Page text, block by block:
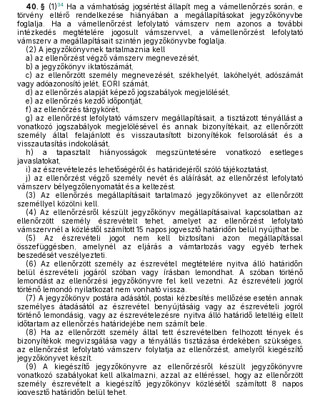
40. § (1)34Ha a vámhatóság jogsértést állapít meg a vámellenőrzés során, e
törvény eltérő rendelkezése hiányában a megállapításokat jegyzőkönyvbe
foglalja. Ha a vámellenőrzést lefolytató vámszerv nem azonos a további
intézkedés megtételére jogosult vámszervvel, a vámellenőrzést lefolytató
vámszerv a megállapításait szintén jegyzőkönyvbe foglalja.
(2) A jegyzőkönyvnek tartalmaznia kell
a) az ellenőrzést végző vámszerv megnevezését,
b) a jegyzőkönyv iktatószámát,
c) az ellenőrzött személy megnevezését, székhelyét, lakóhelyét, adószámát
vagy adóazonosító jelét, EORI számát,
d) az ellenőrzés alapját képező jogszabályok megjelölését,
e) az ellenőrzés kezdő időpontját,
f) az ellenőrzés tárgykörét,
g) az ellenőrzést lefolytató vámszerv megállapításait, a tisztázott tényállást a
vonatkozó jogszabályok megjelölésével és annak bizonyítékait, az ellenőrzött
személy által felajánlott és visszautasított bizonyítékok felsorolását és a
visszautasítás indokolását,
h) a tapasztalt hiányosságok megszüntetésére vonatkozó esetleges
javaslatokat,
i) az észrevételezés lehetőségéről és határidejéről szóló tájékoztatást,
j) az ellenőrzést végző személy nevét és aláírását, az ellenőrzést lefolytató
vámszerv bélyegzőlenyomatát és a keltezést.
(3) Az ellenőrzés megállapításait tartalmazó jegyzőkönyvet az ellenőrzött
személlyel közölni kell.
(4) Az ellenőrzésről készült jegyzőkönyv megállapításaival kapcsolatban az
ellenőrzött személy észrevételt tehet, amelyet az ellenőrzést lefolytató
vámszervnél a közléstől számított 15 napos jogvesztő határidőn belül nyújthat be.
(5) Az észrevételi jogot nem kell biztosítani azon megállapítással
összefüggésben, amelynél az eljárás a vámtartozás vagy egyéb terhek
beszedését veszélyezteti.
(6) Az ellenőrzött személy az észrevétel megtételére nyitva álló határidőn
belül észrevételi jogáról szóban vagy írásban lemondhat. A szóban történő
lemondást az ellenőrzési jegyzőkönyvre fel kell vezetni. Az észrevételi jogról
történő lemondó nyilatkozat nem vonható vissza.
(7) A jegyzőkönyv postára adásától, postai kézbesítés mellőzése esetén annak
személyes átadásától az észrevétel benyújtásáig vagy az észrevételi jogról
történő lemondásig, vagy az észrevételezésre nyitva álló határidő leteltéig eltelt
időtartam az ellenőrzés határidejébe nem számít bele.
(8) Ha az ellenőrzött személy által tett észrevételben felhozott tények és
bizonyítékok megvizsgálása vagy a tényállás tisztázása érdekében szükséges,
az ellenőrzést lefolytató vámszerv folytatja az ellenőrzést, amelyről kiegészítő
jegyzőkönyvet készít.
(9) A kiegészítő jegyzőkönyvre az ellenőrzésről készült jegyzőkönyvre
vonatkozó szabályokat kell alkalmazni, azzal az eltéréssel, hogy az ellenőrzött
személy észrevételt a kiegészítő jegyzőkönyv közlésétől számított 8 napos
jogvesztő határidőn belül tehet.